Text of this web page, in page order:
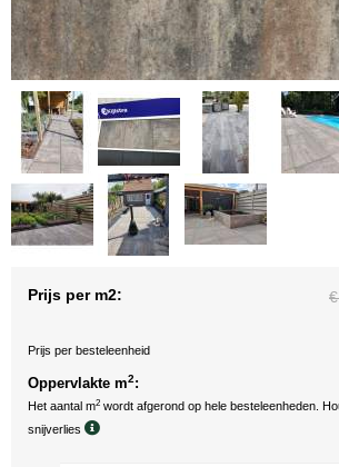
Prijs per m2:
Prijs per besteleenheid
Oppervlakte m2:
Het aantal m2 wordt afgerond op hele besteleenheden.
snijverlies